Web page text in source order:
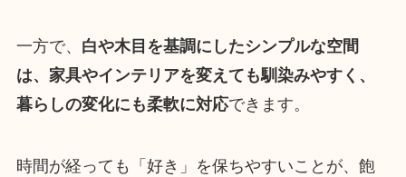
一方で、 白や木目を基調にしたシンプルな空間
は、家具やインテリアを変えても馴染みやすく、
暮らしの変化にも柔軟に対応できます。
時間が経っても「好き」を保ちやすいことが、飽